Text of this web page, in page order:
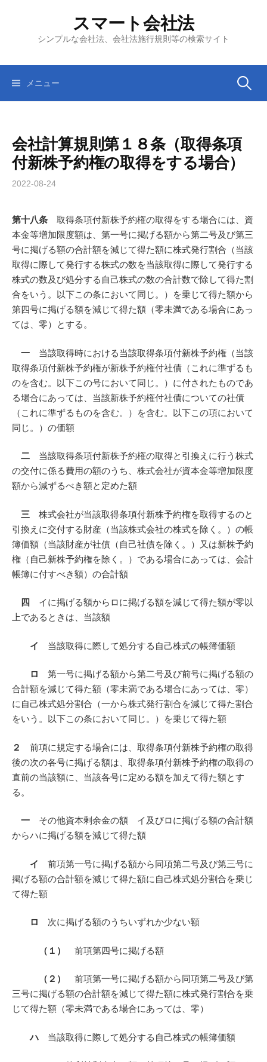
ツ
スマート会社法
シンプルな会社法、会社法施行規則等の検索サイト
メニュー 検
会社計算規則第１８条（取得条項
付新株予約権の取得をする場合）
2022-08-24
第十八条 取得条項付新株予約権の取得をする場合には、資
本金等増加限度額は、第一号に掲げる額から第二号及び第三
号に掲げる額の合計額を減じて得た額に株式発行割合（当該
取得に際して発行する株式の数を当該取得に際して発行する
株式の数及び処分する自己株式の数の合計数で除して得た割
合をいう。以下この条において同じ。）を乗じて得た額から
第四号に掲げる額を減じて得た額（零未満である場合にあっ
ては、零）とする。
一 当該取得時における当該取得条項付新株予約権（当該
取得条項付新株予約権が新株予約権付社債（これに準ずるも
のを含む。以下この号において同じ。）に付されたものであ
る場合にあっては、当該新株予約権付社債についての社債
（これに準ずるものを含む。）を含む。以下この項において
同じ。）の価額
二 当該取得条項付新株予約権の取得と引換えに行う株式
の交付に係る費用の額のうち、株式会社が資本金等増加限度
額から減ずるべき額と定めた額
三 株式会社が当該取得条項付新株予約権を取得するのと
引換えに交付する財産（当該株式会社の株式を除く。）の帳
簿価額（当該財産が社債（自己社債を除く。）又は新株予約
権（自己新株予約権を除く。）である場合にあっては、会計
帳簿に付すべき額）の合計額
四 イに掲げる額からロに掲げる額を減じて得た額が零以
上であるときは、当該額
イ 当該取得に際して処分する自己株式の帳簿価額
ロ
第一号に掲げる額から第二号及び前号に掲げる額の
合計額を減じて得た額（零未満である場合にあっては、零）
に自己株式処分割合（一から株式発行割合を減じて得た割合
をいう。以下この条において同じ。）を乗じて得た額
２
前項に規定する場合には、取得条項付新株予約権の取得
後の次の各号に掲げる額は、取得条項付新株予約権の取得の
直前の当該額に、当該各号に定める額を加えて得た額とす
る。
一 その他資本剰余金の額 イ及びロに掲げる額の合計額
からハに掲げる額を減じて得た額
イ
前項第一号に掲げる額から同項第二号及び第三号に
掲げる額の合計額を減じて得た額に自己株式処分割合を乗じ
て得た額
ロ 次に掲げる額のうちいずれか少ない額
（１） 前項第四号に掲げる額
（２）
前項第一号に掲げる額から同項第二号及び第
三号に掲げる額の合計額を減じて得た額に株式発行割合を乗
じて得た額（零未満である場合にあっては、零）
ハ 当該取得に際して処分する自己株式の帳簿価額